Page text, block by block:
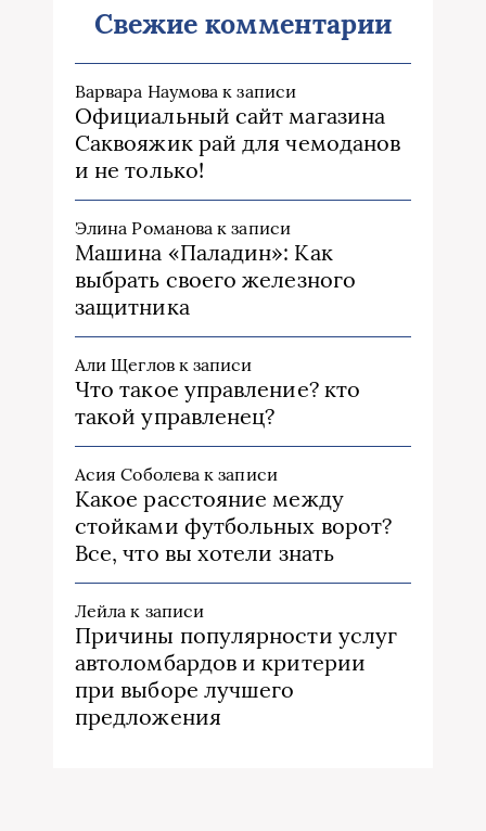
Свежие комментарии
Варвара Наумова к записи
Официальный сайт магазина
Саквояжик рай для чемоданов
и не только!
Элина Романова к записи
Машина «Паладин»: Как
выбрать своего железного
защитника
Али Щегловк записи
Что такое управление? кто
такой управленец?
Асия Соболева к записи
Какое расстояние между
стойками футбольных ворот?
Все, что вы хотели знать
Лейла к записи
Причины популярности услуг
автоломбардов и критерии
при выборе лучшего
предложения